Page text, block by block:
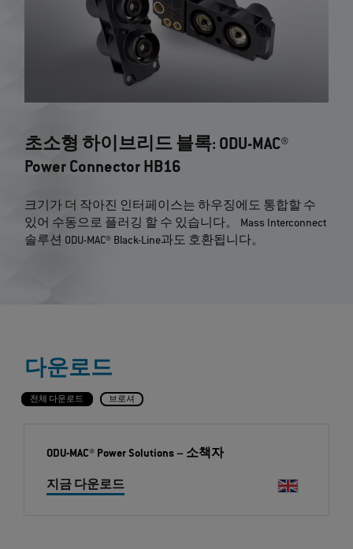
초소형 하이브리드 블록: ODU-MAC®
Power Connector HB16
크기가 더 작아진 인터페이스는 하우징에도 통합할 수
있어 수동으로 플러깅 할 수 있습니다。 Mass Interconnect
솔루션 ODU-MAC® Black-Line과도 호환됩니다。
다운로드
전체 다운로드 브로셔
ODU-MAC® Power Solutions– 소책자
지금 다운로드